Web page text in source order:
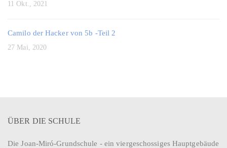
11 Okt., 2021
Camilo der Hacker von 5b -Teil 2
27 Mai, 2020
ÜBER DIE SCHULE
Die Joan-Miró-Grundschule - ein viergeschossiges Hauptgebäude